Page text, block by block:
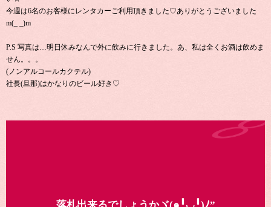
今週は6名のお客様にレンタカーご利用頂きました♡ありがとうございました
m(_ _)m
P.S 写真は…明日休みなんで外に飲みに行きました。あ、私は全くお酒は飲めま
せん。。。
(ノンアルコールカクテル)
社長(旦那)はかなりのビール好き♡